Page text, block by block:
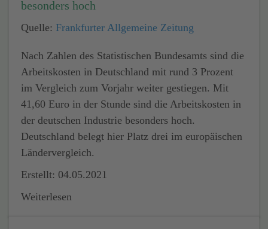
besonders hoch
Quelle: Frankfurter Allgemeine Zeitung
Nach Zahlen des Statistischen Bundesamts sind die
Arbeitskosten in Deutschland mit rund 3 Prozent
im Vergleich zum Vorjahr weiter gestiegen. Mit
41,60 Euro in der Stunde sind die Arbeitskosten in
der deutschen Industrie besonders hoch.
Deutschland belegt hier Platz drei im europäischen
Ländervergleich.
Erstellt: 04.05.2021
Weiterlesen